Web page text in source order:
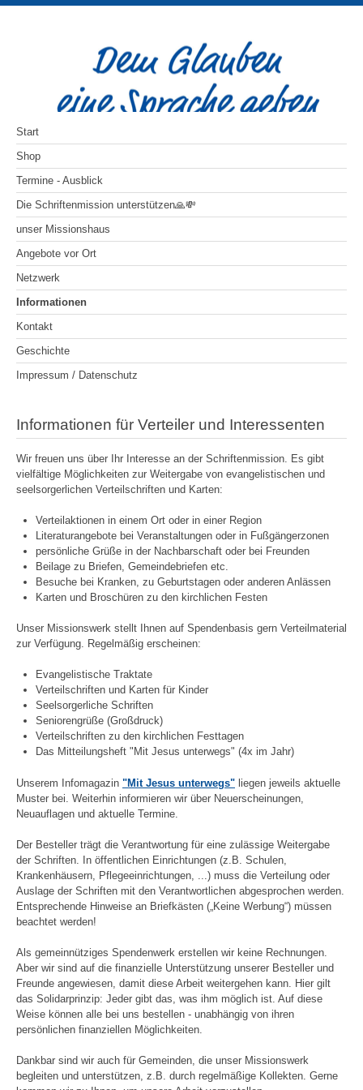
Start
Shop
Termine - Ausblick
Die Schriftenmission unterstützen🙏💸
unser Missionshaus
Angebote vor Ort
Netzwerk
Informationen
Kontakt
Geschichte
Impressum / Datenschutz
Informationen für Verteiler und Interessenten
Wir freuen uns über Ihr Interesse an der Schriftenmission. Es gibt
vielfältige Möglichkeiten zur Weitergabe von evangelistischen und
seelsorgerlichen Verteilschriften und Karten:
Verteilaktionen in einem Ort oder in einer Region
Literaturangebote bei Veranstaltungen oder in Fußgängerzonen
persönliche Grüße in der Nachbarschaft oder bei Freunden
Beilage zu Briefen, Gemeindebriefen etc.
Besuche bei Kranken, zu Geburtstagen oder anderen Anlässen
Karten und Broschüren zu den kirchlichen Festen
Unser Missionswerk stellt Ihnen auf Spendenbasis gern Verteilmaterial
zur Verfügung. Regelmäßig erscheinen:
Evangelistische Traktate
Verteilschriften und Karten für Kinder
Seelsorgerliche Schriften
Seniorengrüße (Großdruck)
Verteilschriften zu den kirchlichen Festtagen
Das Mitteilungsheft "Mit Jesus unterwegs" (4x im Jahr)
Unserem Infomagazin "Mit Jesus unterwegs" liegen jeweils aktuelle
Muster bei. Weiterhin informieren wir über Neuerscheinungen,
Neuauflagen und aktuelle Termine.
Der Besteller trägt die Verantwortung für eine zulässige Weitergabe
der Schriften. In öffentlichen Einrichtungen (z.B. Schulen,
Krankenhäusern, Pflegeeinrichtungen, ...) muss die Verteilung oder
Auslage der Schriften mit den Verantwortlichen abgesprochen werden.
Entsprechende Hinweise an Briefkästen („Keine Werbung“) müssen
beachtet werden!
Als gemeinnütziges Spendenwerk erstellen wir keine Rechnungen.
Aber wir sind auf die finanzielle Unterstützung unserer Besteller und
Freunde angewiesen, damit diese Arbeit weitergehen kann. Hier gilt
das Solidarprinzip: Jeder gibt das, was ihm möglich ist. Auf diese
Weise können alle bei uns bestellen - unabhängig von ihren
persönlichen finanziellen Möglichkeiten.
Dankbar sind wir auch für Gemeinden, die unser Missionswerk
begleiten und unterstützen, z.B. durch regelmäßige Kollekten. Gerne